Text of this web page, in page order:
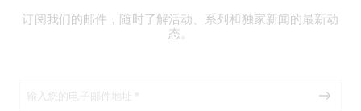
订阅我们的邮件，随时了解活动、系列和独家新闻的最新动
态。